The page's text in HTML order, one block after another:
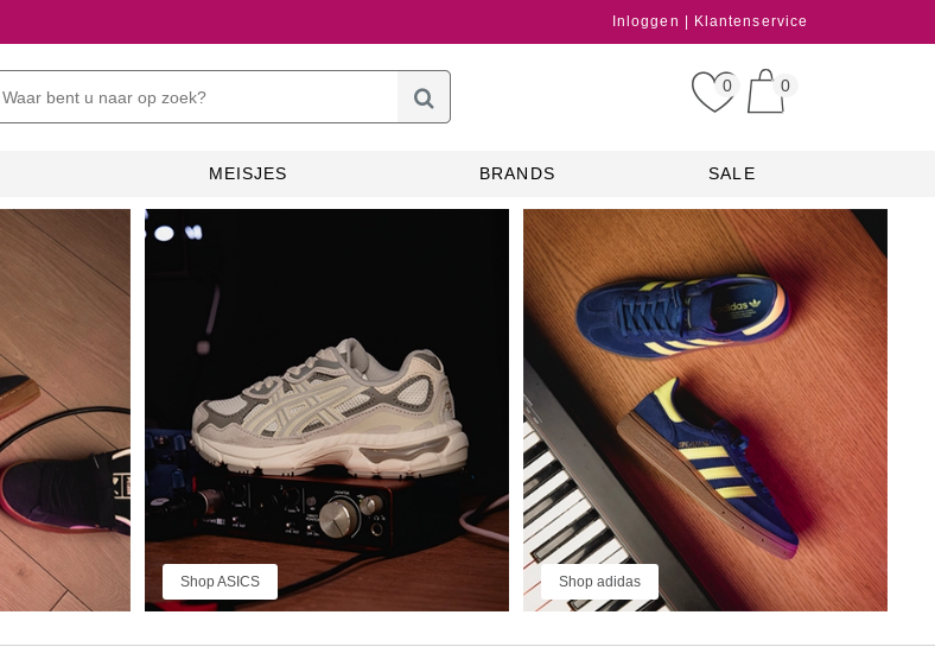
Inloggen Klantenservice
0 0
MEISJES BRANDS SALE
Shop ASICS Shop adidas